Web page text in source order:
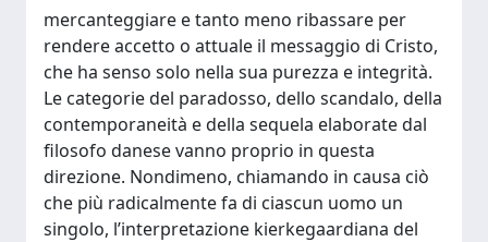
mercanteggiare e tanto meno ribassare per
rendere accetto o attuale il messaggio di Cristo,
che ha senso solo nella sua purezza e integrità.
Le categorie del paradosso, dello scandalo, della
contemporaneità e della sequela elaborate dal
filosofo danese vanno proprio in questa
direzione. Nondimeno, chiamando in causa ciò
che più radicalmente fa di ciascun uomo un
singolo, l’interpretazione kierkegaardiana del